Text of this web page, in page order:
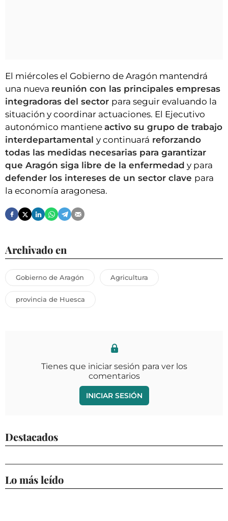
El miércoles el Gobierno de Aragón mantendrá
una nueva reunión con las principales empresas
integradoras del sector para seguir evaluando la
situación y coordinar actuaciones. El Ejecutivo
autonómico mantiene activo su grupo de trabajo
interdepartamental y continuará reforzando
todas las medidas necesarias para garantizar
que Aragón siga libre de la enfermedad y para
defender los intereses de un sector clave para
la economía aragonesa.
Archivado en
Gobierno de Aragón Agricultura
provincia de Huesca
Tienes que iniciar sesión para ver los
comentarios
INICIAR SESIÓN
Destacados
Lo más leído